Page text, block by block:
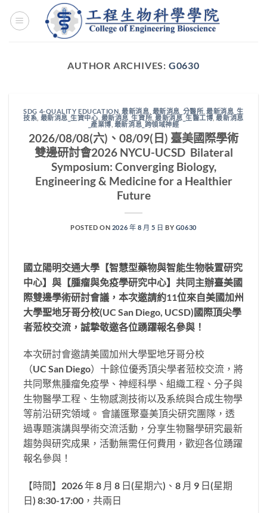
AUTHOR ARCHIVES: G0630
SDG 4-QUALITY EDUCATION ,最新消息 最新消息_分醫所 ,最新消息_生
技系 最新消息_生資中心 最新消息_生資所 ,最新消息_生醫工博,最新消息
_產業博, 最新消息_跨領域神經
2026/08/08(六)、08/09(日) 臺美國際學術
雙邊研討會2026 NYCU-UCSD Bilateral
Symposium: Converging Biology,
Engineering & Medicine for a Healthier
Future
POSTED ON 2026 年 8 月 5 日 BY G0630
國立陽明交通大學 【智慧型藥物與智能生物裝置研究
中心】 與 【腫瘤與免疫學研究中心】 共同主辦臺美國
際雙邊學術研討會議，本次邀請約11位來自美國加州
大學聖地牙哥分校(UC San Diego, UCSD)國際頂尖學
者蒞校交流，誠摯敬邀各位踴躍報名參與！
本次研討會邀請美國加州大學聖地牙哥分校
（UC San Diego）十餘位優秀頂尖學者蒞校交流，將
共同聚焦腫瘤免疫學、神經科學、組織工程、分子與
生物醫學工程、生物感測技術以及系統與合成生物學
等前沿研究領域。 會議匯聚臺美頂尖研究團隊，透
過專題演講與學術交流活動，分享生物醫學研究最新
趨勢與研究成果，活動無需任何費用，歡迎各位踴躍
報名參與！
【時間】2026 年 8 月 8 日(星期六)、8 月 9 日(星期
日) 8:30-17:00，共兩日